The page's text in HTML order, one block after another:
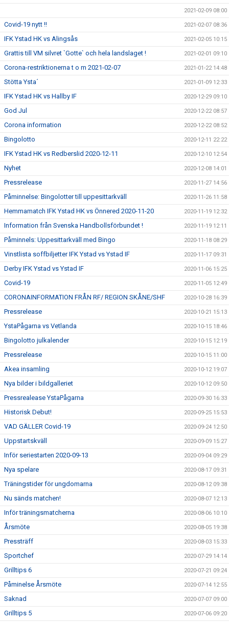
2021-02-09 08:00
Covid-19 nytt !! 2021-02-07 08:36
IFK Ystad HK vs Alingsås 2021-02-05 10:15
Grattis till VM silvret `Gotte` och hela landslaget ! 2021-02-01 09:10
Corona-restriktionerna t o m 2021-02-07 2021-01-22 14:48
Stötta Ysta´ 2021-01-09 12:33
IFK Ystad HK vs Hallby IF 2020-12-29 09:10
God Jul 2020-12-22 08:57
Corona information 2020-12-22 08:52
Bingolotto 2020-12-11 22:22
IFK Ystad HK vs Redberslid 2020-12-11 2020-12-10 12:54
Nyhet 2020-12-08 14:01
Pressrelease 2020-11-27 14:56
Påminnelse: Bingolotter till uppesittarkväll 2020-11-26 11:58
Hemmamatch IFK Ystad HK vs Önnered 2020-11-20 2020-11-19 12:32
Information från Svenska Handbollsförbundet ! 2020-11-19 12:11
Påminnels: Uppesittarkväll med Bingo 2020-11-18 08:29
Vinstlista soffbiljetter IFK Ystad vs Ystad IF 2020-11-17 09:31
Derby IFK Ystad vs Ystad IF 2020-11-06 15:25
Covid-19 2020-11-05 12:49
CORONAINFORMATION FRÅN RF/ REGION SKÅNE/SHF 2020-10-28 16:39
Pressrelease 2020-10-21 15:13
YstaPågarna vs Vetlanda 2020-10-15 18:46
Bingolotto julkalender 2020-10-15 12:19
Pressrelease 2020-10-15 11:00
Akea insamling 2020-10-12 19:07
Nya bilder i bildgalleriet 2020-10-12 09:50
Pressrealease YstaPågarna 2020-09-30 16:33
Historisk Debut! 2020-09-25 15:53
VAD GÄLLER Covid-19 2020-09-24 12:50
Uppstartskväll 2020-09-09 15:27
Inför seriestarten 2020-09-13 2020-09-04 09:29
Nya spelare 2020-08-17 09:31
Träningstider för ungdomarna 2020-08-12 09:38
Nu sänds matchen! 2020-08-07 12:13
Inför träningsmatcherna 2020-08-06 10:10
Årsmöte 2020-08-05 19:38
Pressträff 2020-08-03 15:33
Sportchef 2020-07-29 14:14
Grilltips 6 2020-07-21 09:24
Påminelse Årsmöte 2020-07-14 12:55
Saknad 2020-07-07 09:00
Grilltips 5 2020-07-06 09:20